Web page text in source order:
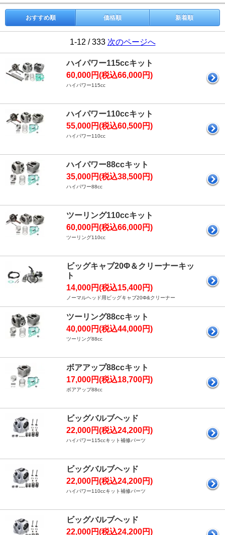
おすすめ順 価格順 新着順
1-12 / 333 次のページへ
ハイパワー115ccキット
60,000円(税込66,000円)
ハイパワー115cc
ハイパワー110ccキット
55,000円(税込60,500円)
ハイパワー110cc
ハイパワー88ccキット
35,000円(税込38,500円)
ハイパワー88cc
ツーリング110ccキット
60,000円(税込66,000円)
ツーリング110cc
ビッグキャブ20Φ＆クリーナーキッ
ト
14,000円(税込15,400円)
ノーマルヘッド用ビッグキャブ20Φ&クリーナー
ツーリング88ccキット
40,000円(税込44,000円)
ツーリング88cc
ボアアップ88ccキット
17,000円(税込18,700円)
ボアアップ88cc
ビッグバルブヘッド
22,000円(税込24,200円)
ハイパワー115ccキット補修パーツ
ビッグバルブヘッド
22,000円(税込24,200円)
ハイパワー110ccキット補修パーツ
ビッグバルブヘッド
22,000円(税込24,200円)